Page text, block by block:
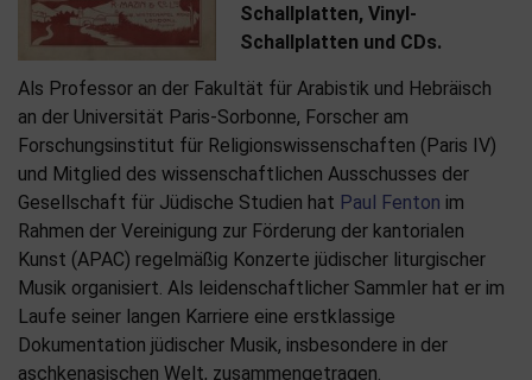
Schallplatten, Vinyl-
Schallplatten und CDs.
Als Professor an der Fakultät für Arabistik und Hebräisch
an der Universität Paris-Sorbonne, Forscher am
Forschungsinstitut für Religionswissenschaften (Paris IV)
und Mitglied des wissenschaftlichen Ausschusses der
Gesellschaft für Jüdische Studien hat Paul Fenton im
Rahmen der Vereinigung zur Förderung der kantorialen
Kunst (APAC) regelmäßig Konzerte jüdischer liturgischer
Musik organisiert. Als leidenschaftlicher Sammler hat er im
Laufe seiner langen Karriere eine erstklassige
Dokumentation jüdischer Musik, insbesondere in der
aschkenasischen Welt, zusammengetragen.